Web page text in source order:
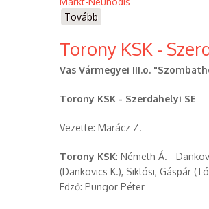
Tovább
-
Torony
KSK
(2025.06.28.))
Torony KSK -
Vas Vármegyei III.o.
Torony KSK - Szerdahelyi SE
Vezette: Marácz Z.
Torony KSK: Németh Á. -
(Dankovics K.), Siklósi, Gáspár
Edző: Pungor Péter